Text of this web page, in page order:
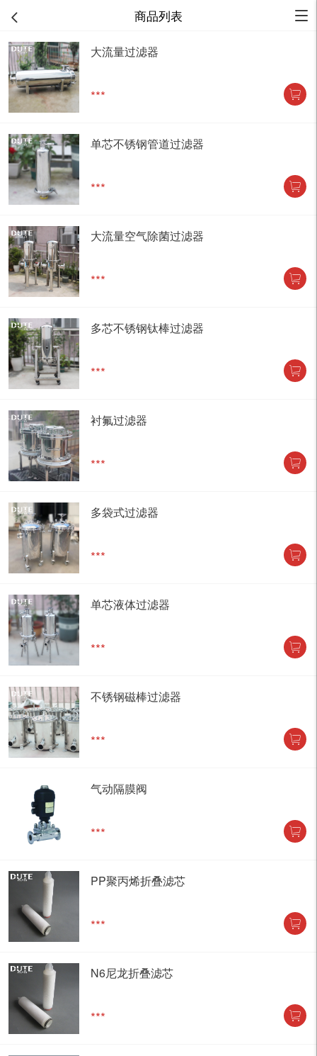
商品列表
大流量过滤器
***
单芯不锈钢管道过滤器
***
大流量空气除菌过滤器
***
多芯不锈钢钛棒过滤器
***
衬氟过滤器
***
多袋式过滤器
***
单芯液体过滤器
***
不锈钢磁棒过滤器
***
气动隔膜阀
***
PP聚丙烯折叠滤芯
***
N6尼龙折叠滤芯
***